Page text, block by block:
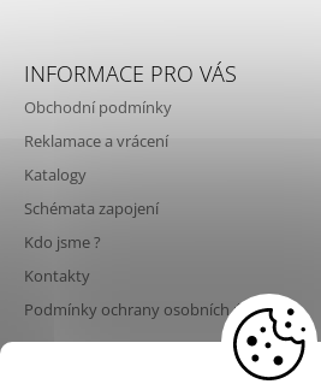
INFORMACE PRO VÁS
Obchodní podmínky
Reklamace a vrácení
Katalogy
Schémata zapojení
Kdo jsme ?
Kontakty
Podmínky ochrany osobních údajů